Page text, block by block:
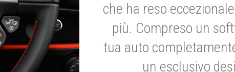
che ha reso
più. Compreso un
tua auto
un esclusivo